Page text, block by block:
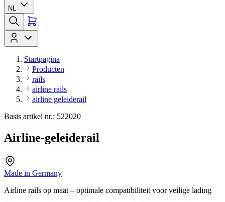
NL
Startpagina
Producten
rails
airline rails
airline geleiderail
Basis artikel nr.: 522020
Airline-geleiderail
Made in Germany
Airline rails op maat – optimale compatibiliteit voor veilige lading